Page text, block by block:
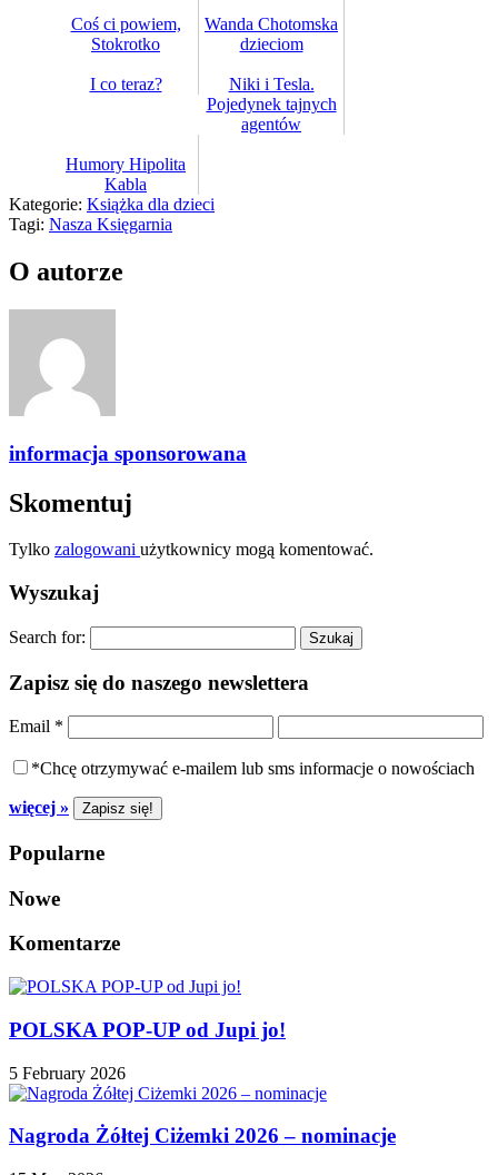
Coś ci powiem,
Stokrotko
Wanda Chotomska
dzieciom
I co teraz?
Niki i Tesla.
Pojedynek tajnych
agentów
Humory Hipolita
Kabla
Kategorie: Książka dla dzieci
Tagi: Nasza Księgarnia
O autorze
informacja sponsorowana
Skomentuj
Tylko zalogowani użytkownicy mogą komentować.
Wyszukaj
Search for:
Zapisz się do naszego newslettera
Email *
*Chcę otrzymywać e-mailem lub sms informacje o nowościach
więcej »
Popularne
Nowe
Komentarze
POLSKA POP-UP od Jupi jo!
5 February 2026
Nagroda Żółtej Ciżemki 2026 – nominacje